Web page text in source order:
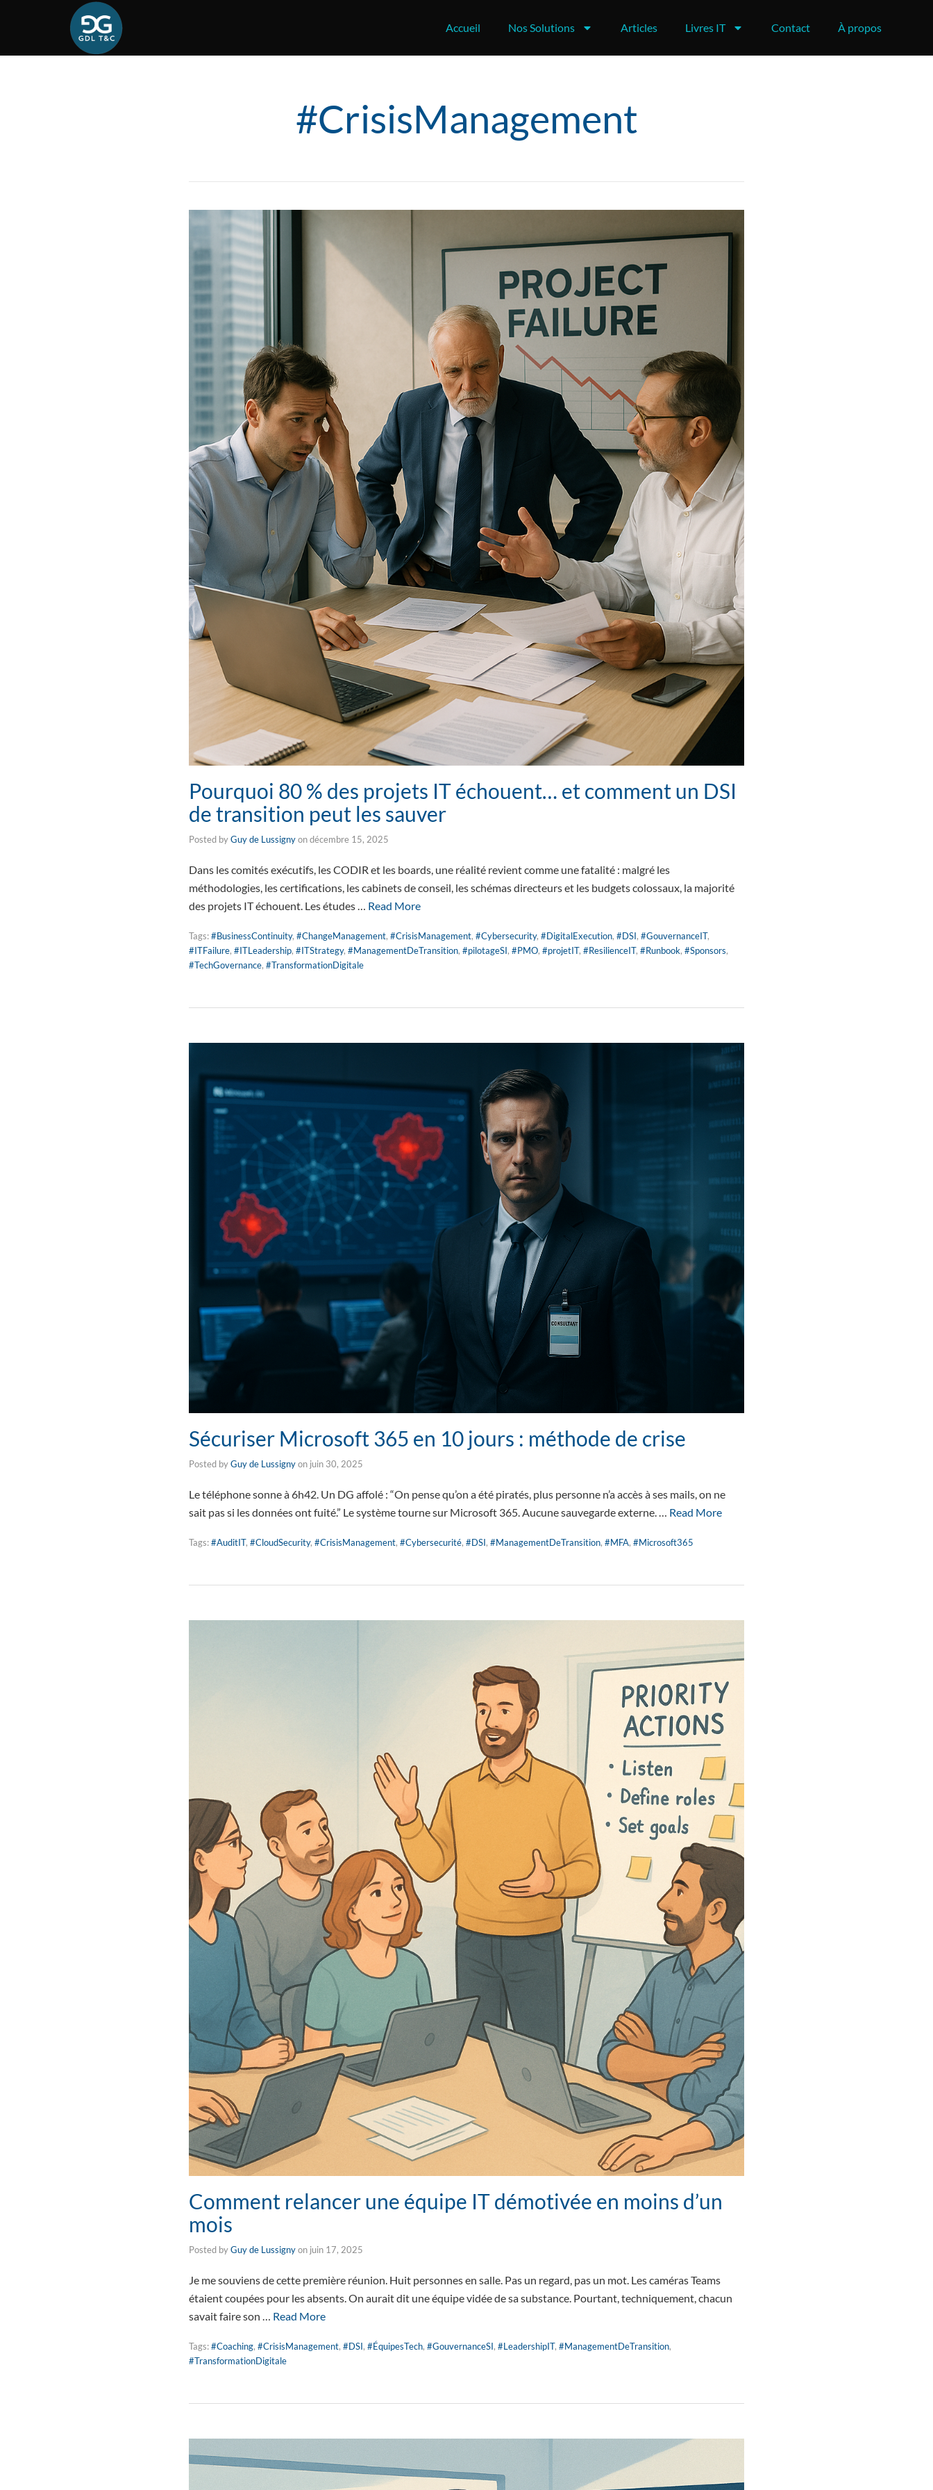
Accueil Nos Solutions Articles Livres IT Contact À propos
#CrisisManagement
Pourquoi 80 % des projets IT échouent… et comment un DSI
de transition peut les sauver
Posted byGuy de Lussignyondécembre 15, 2025
Dans les comités exécutifs, les CODIR et les boards, une réalité revient comme une fatalité : malgré les
méthodologies, les certifications, les cabinets de conseil, les schémas directeurs et les budgets colossaux, la majorité
des projets IT échouent. Les études … Read More
Tags:#BusinessContinuity, #ChangeManagement, #CrisisManagement, #Cybersecurity, #DigitalExecution, #DSI, #GouvernanceIT,
#ITFailure, #ITLeadership, #ITStrategy, #ManagementDeTransition, #pilotageSI, #PMO, #projetIT, #ResilienceIT, #Runbook, #Sponsors,
#TechGovernance, #TransformationDigitale
Sécuriser Microsoft 365 en 10 jours : méthode de crise
Posted byGuy de Lussignyon juin 30, 2025
Le téléphone sonne à 6h42. Un DG affolé : “On pense qu’on a été piratés, plus personne n’a accès à ses mails, on ne
sait pas si les données ont fuité.” Le système tourne sur Microsoft 365. Aucune sauvegarde externe. … Read More
Tags:#AuditIT, #CloudSecurity, #CrisisManagement, #Cybersecurité, #DSI, #ManagementDeTransition, #MFA, #Microsoft365
Comment relancer une équipe IT démotivée en moins d’un
mois
Posted byGuy de Lussignyon juin 17, 2025
Je me souviens de cette première réunion. Huit personnes en salle. Pas un regard, pas un mot. Les caméras Teams
étaient coupées pour les absents. On aurait dit une équipe vidée de sa substance. Pourtant, techniquement, chacun
savait faire son … Read More
Tags:#Coaching, #CrisisManagement, #DSI, #ÉquipesTech, #GouvernanceSI, #LeadershipIT, #ManagementDeTransition,
#TransformationDigitale